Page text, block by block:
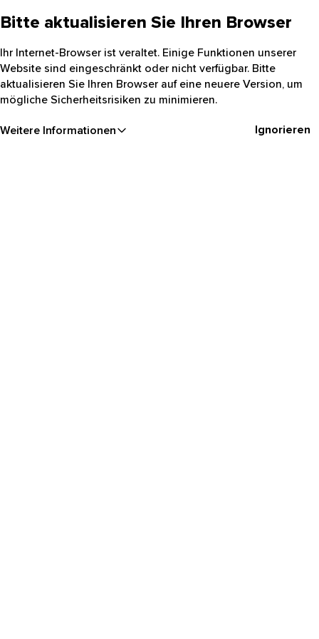
Bitte aktualisieren Sie Ihren Browser
Ihr Internet-Browser ist veraltet. Einige Funktionen unserer
Website sind eingeschränkt oder nicht verfügbar. Bitte
aktualisieren Sie Ihren Browser auf eine neuere Version, um
mögliche Sicherheitsrisiken zu minimieren.
Weitere Informationen Ignorieren